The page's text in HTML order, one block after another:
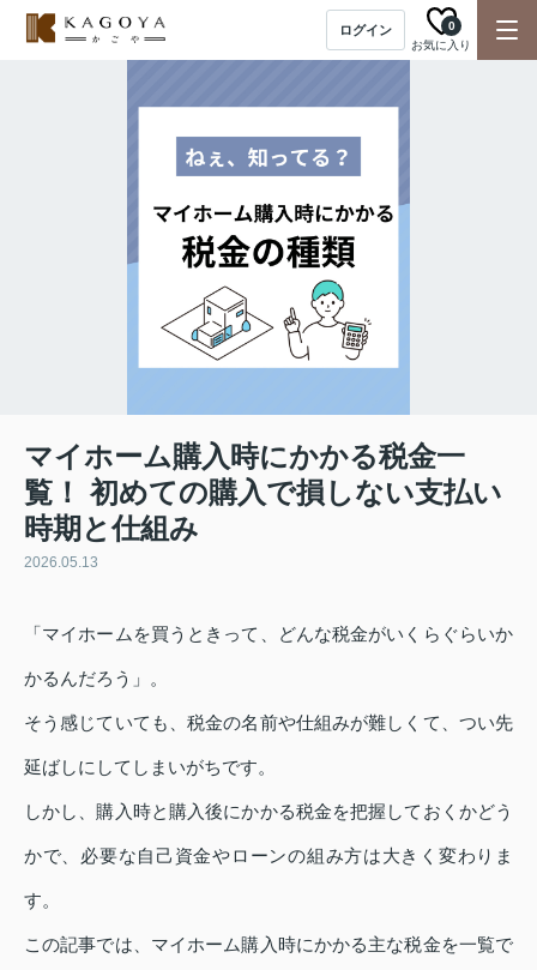
ログイン
お気に入り
0
マイホーム購入時にかかる税金一
覧！ 初めての購入で損しない支払い
時期と仕組み
2026.05.13
「マイホームを買うときって、どんな税金がいくらぐらいか
かるんだろう」。
そう感じていても、税金の名前や仕組みが難しくて、つい先
延ばしにしてしまいがちです。
しかし、購入時と購入後にかかる税金を把握しておくかどう
かで、必要な自己資金やローンの組み方は大きく変わりま
す。
この記事では、マイホーム購入時にかかる主な税金を一覧で